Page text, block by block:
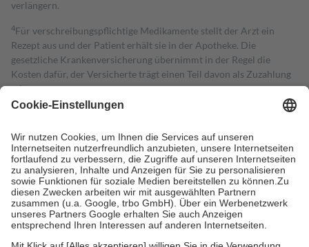
verlängern.
4Für verschreibungspflichtige Medikamente stellt der Arzt ein
Rezept aus und der Patient erhält sie in der Apotheke. Die
gesetzliche Krankenversicherung übernimmt in der Regel die
Kosten dafür, der Versicherte trägt einen Teil davon als Zuzahlung
mit.
Grundsätzlich leisten Mitglieder Zuzahlungen in Höhe von zehn
höchstens zehn Euro.
Es sind jedoch nie mehr als die tatsächlichen
Kosten der Leistung zu entrichten.
Diese Regeln gelten grundsätzlich auch für Online-Apotheken.
Bei Heilmitteln und häuslicher Krankenpflege beträgt die
Zuzahlung zehn Prozent der Kosten sowie zehn Euro je
Verordnung.
Um das Engagement der Versicherten für ihre eigene Gesundheit zu
stärken und die besondere Stellung der Familie zu unterstützen,